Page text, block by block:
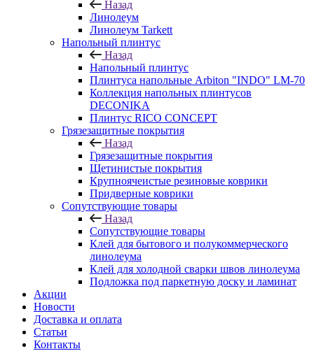
Назад
Линолеум
Линолеум Tarkett
Напольный плинтус
Назад
Напольный плинтус
Плинтуса напольные Arbiton "INDO" LM-70
Коллекция напольных плинтусов
DECONIKA
Плинтус RICO CONCEPT
Грязезащитные покрытия
Назад
Грязезащитные покрытия
Щетинистые покрытия
Крупноячеистые резиновые коврики
Придверные коврики
Сопутствующие товары
Назад
Сопутствующие товары
Клей для бытового и полукоммерческого
линолеума
Клей для холодной сварки швов линолеума
Подложка под паркетную доску и ламинат
Акции
Новости
Доставка и оплата
Статьи
Контакты